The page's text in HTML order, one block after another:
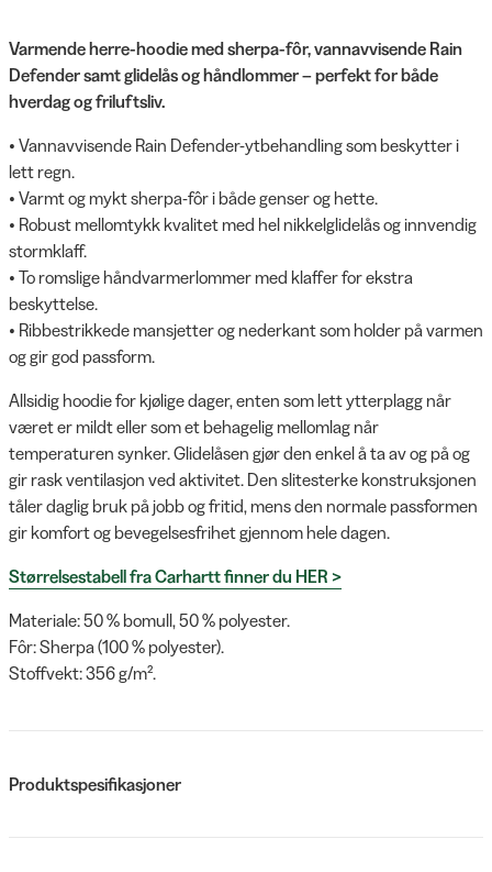
Varmende herre-hoodie med sherpa-fôr, vannavvisende Rain
Defender samt glidelås og håndlommer – perfekt for både
hverdag og friluftsliv.
• Vannavvisende Rain Defender-ytbehandling som beskytter i
lett regn.
• Varmt og mykt sherpa-fôr i både genser og hette.
• Robust mellomtykk kvalitet med hel nikkelglidelås og innvendig
stormklaff.
• To romslige håndvarmerlommer med klaffer for ekstra
beskyttelse.
• Ribbestrikkede mansjetter og nederkant som holder på varmen
og gir god passform.
Allsidig hoodie for kjølige dager, enten som lett ytterplagg når
været er mildt eller som et behagelig mellomlag når
temperaturen synker. Glidelåsen gjør den enkel å ta av og på og
gir rask ventilasjon ved aktivitet. Den slitesterke konstruksjonen
tåler daglig bruk på jobb og fritid, mens den normale passformen
gir komfort og bevegelsesfrihet gjennom hele dagen.
Størrelsestabell fra Carhartt finner du HER >
Materiale: 50 % bomull, 50 % polyester.
Fôr: Sherpa (100 % polyester).
Stoffvekt: 356 g/m².
Produktspesifikasjoner